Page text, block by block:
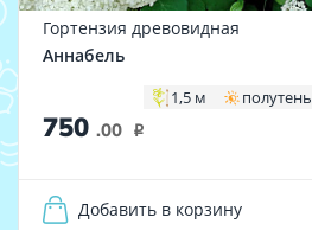
Гортензия древовидная
Аннабель
1,5 м полутень
750 .00 i
Добавить в корзину